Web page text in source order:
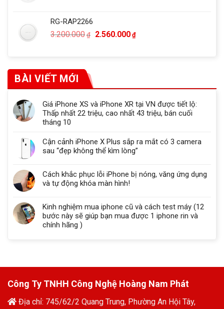
1.860.000₫.
RG-RAP2266
3.200.000 ₫
Giá
2.560.000 ₫Giá
BÀI VIẾT MỚI
Giá iPhone XS và iPhone XR tại VN được tiết lộ:
Thấp nhất 22 triệu, cao nhất 43 triệu, bán cuối
tháng 10
Cận cảnh iPhone X Plus sắp ra mắt có 3 camera
sau “đẹp không thể kìm lòng”
Cách khắc phục lỗi iPhone bị nóng, văng ứng dụng
và tự động khóa màn hình!
Kinh nghiệm mua iphone cũ và cách test máy (12
bước này sẽ giúp bạn mua được 1 iphone rin và
chính hãng )
Công Ty TNHH Công Nghệ Hoàng Nam Phát
Địa chỉ: 745/62/2 Quang Trung, Phường An Hội Tây,